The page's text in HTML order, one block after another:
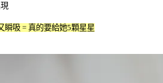
瞬吸 = 真的要給她5顆星星